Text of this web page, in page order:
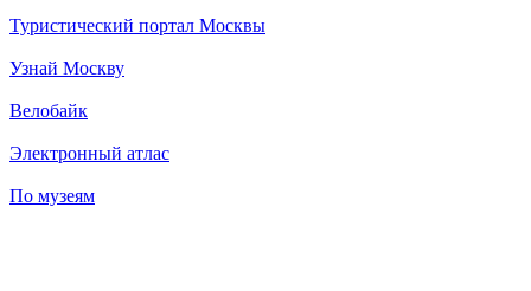
Туристический портал Москвы
Узнай Москву
Велобайк
Электронный атлас
По музеям